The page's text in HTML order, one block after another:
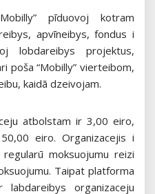
pīduovoj kotram
apvīneibys, fondus i
lobdareibys projektus,
poša “Mobilly” vierteibom,
kaidā dzeivojam.
atbolstam ir 3,00 eiro,
eiro. Organizacejis i
moksuojumu reizi
Taipat platforma
organizaceju